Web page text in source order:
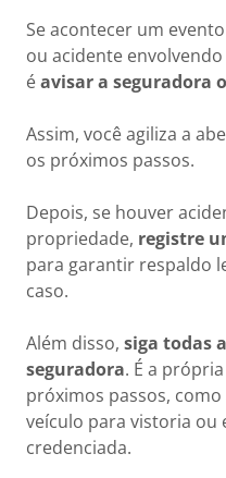
Se acontecer um
ou acidente
éavisar a seguradora
Assim, você agiliza a
os próximos passos.
Depois, se houver
propriedade, registre
para garantir respaldo
caso.
Além disso, siga todas
seguradora. É a
próximos passos,
veículo para vistoria ou
credenciada.